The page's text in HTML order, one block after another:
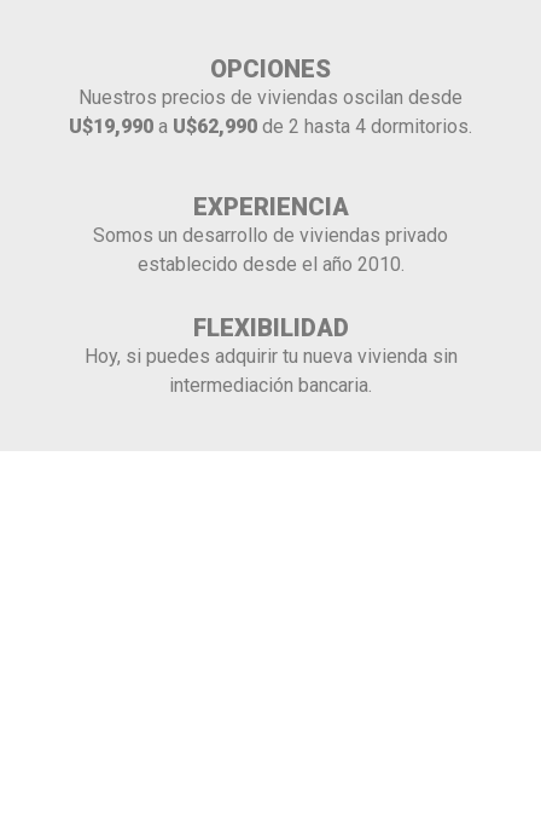
OPCIONES
Nuestros precios de viviendas oscilan desde
U$19,990 a U$62,990 de 2 hasta 4 dormitorios.
EXPERIENCIA
Somos un desarrollo de viviendas privado
establecido desde el año 2010.
FLEXIBILIDAD
Hoy, si puedes adquirir tu nueva vivienda sin
intermediación bancaria.